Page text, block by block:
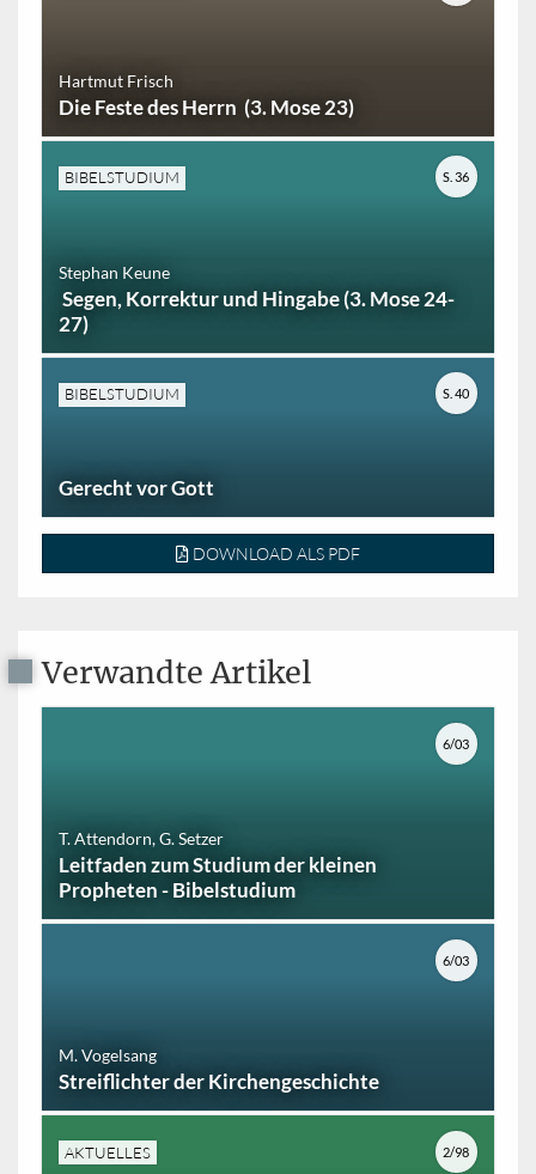
Hartmut Frisch
Die Feste des Herrn (3. Mose 23)
BIBELSTUDIUM
Stephan Keune
Segen, Korrektur und Hingabe (3. Mose 24-
27)
S. 36
BIBELSTUDIUM
Gerecht vor Gott
S. 40
DOWNLOAD ALS PDF
Verwandte Artikel
T. Attendorn, G. Setzer
Leitfaden zum Studium der kleinen
Propheten - Bibelstudium
6/03
M. Vogelsang
Streiflichter der Kirchengeschichte
6/03
AKTUELLES 2/98